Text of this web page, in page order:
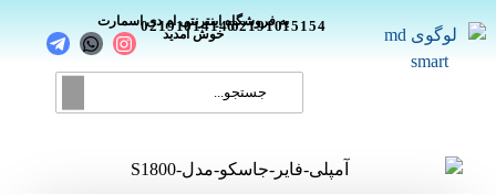
به فروشگاه اینترنتی ام دی اسمارت
خوش آمدید
02191014146_
02191015154